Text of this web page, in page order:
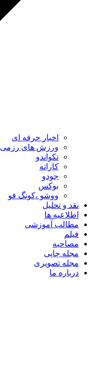
اخبار حرفه ای
ورزش های رزمی
تکواندو
کاراته
جودو
بوکس
ووشو ،کونگ فو
نقد و تحلیل
اطلاعیه ها
مطالب آموزشی
فیلم
مصاحبه
مجله چاپی
مجله تصویری
درباره ما